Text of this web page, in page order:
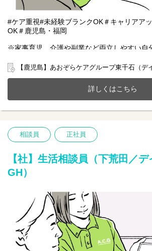
#ケア重視#未経験ブランクOK＃キャリアア
OK＃鹿児島・福岡
※家事育児、介護や副業など両立しやすい自
鹿児島市東千石町にあるサービス付き高齢者
同生活援助(GH定員10名)、デイサービスが一
20～70代まで幅広い年齢層の方が活躍中です
今までのご経験やスキルを当社で発揮して頂
【仕事内容】相談業務全般 ※夜勤は希望者
〇入所退所手続
〇介助サポートなど
※初めての方は先輩が丁寧にサポートします
【鹿児島】あおぞらケアグループ東千石（デ
詳しくはこちら
相談員 正社員
【社】生活相談員（下荒田／デ
GH）